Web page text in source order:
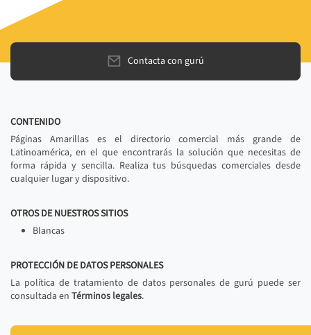
Contacta con gurú
CONTENIDO
Páginas Amarillas es el directorio comercial más grande de
Latinoamérica, en el que encontrarás la solución que necesitas de
forma rápida y sencilla. Realiza tus búsquedas comerciales desde
cualquier lugar y dispositivo.
OTROS DE NUESTROS SITIOS
Blancas
PROTECCIÓN DE DATOS PERSONALES
La política de tratamiento de datos personales de gurú puede ser
consultada en Términos legales.